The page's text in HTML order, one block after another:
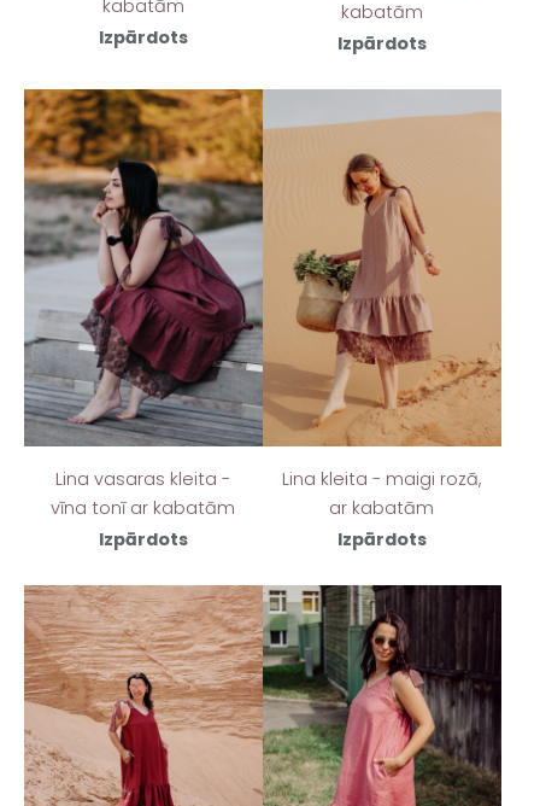
kabatām
Izpārdots
kabatām
Izpārdots
Lina vasaras kleita -
vīna tonī ar kabatām
Izpārdots
Lina kleita - maigi rozā,
ar kabatām
Izpārdots